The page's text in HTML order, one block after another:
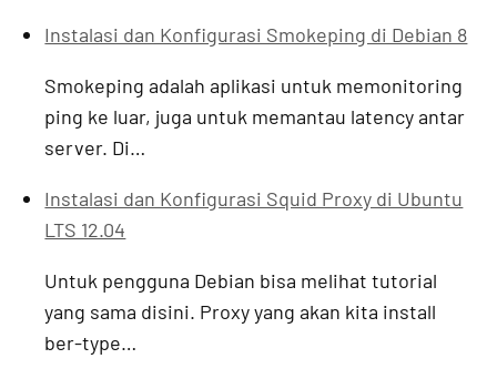
Instalasi dan Konfigurasi Smokeping di Debian 8
Smokeping adalah aplikasi untuk memonitoring
ping ke luar, juga untuk memantau latency antar
server. Di…
Instalasi dan Konfigurasi Squid Proxy di Ubuntu
LTS 12.04
Untuk pengguna Debian bisa melihat tutorial
yang sama disini. Proxy yang akan kita install
ber-type…